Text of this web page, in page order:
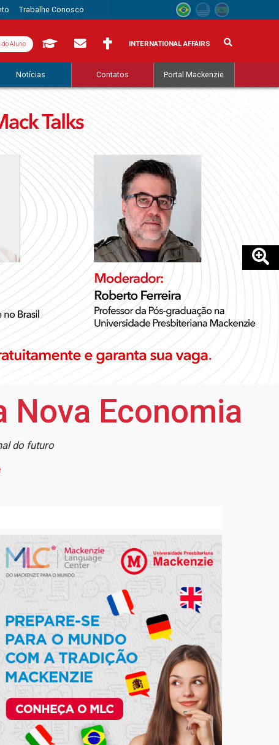
Trabalhe Conosco
do Aluno INTERNATIONAL AFFAIRS
Notícias Contatos Portal Mackenzie
Nova Economia
do futuro